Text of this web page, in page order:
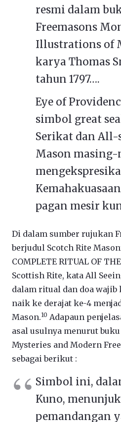
resmi dalam
Freemasons
Illustrations of
karya Thomas
tahun 1797….
Eye of
simbol great
Serikat dan All-
Mason masing-
pagan mesir
Di dalam sumber rujukan
berjudul Scotch Rite
COMPLETE RITUAL OF
Scottish Rite, kata All
dalam ritual dan doa wajib
naik ke derajat ke-4
Mason.10 Adapaun
asal usulnya menurut buku
Mysteries and Modern
sebagai berikut :
Simbol ini,
Kuno,
pemandangan